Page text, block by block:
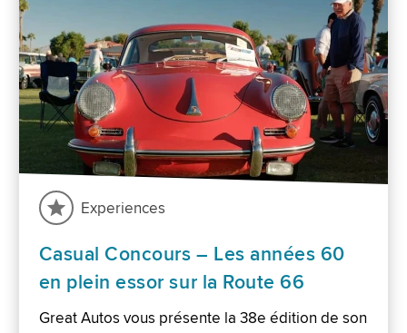
Experiences
Casual Concours – Les années 60
en plein essor sur la Route 66
Great Autos vous présente la 38e édition de son